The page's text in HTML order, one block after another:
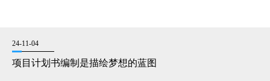
24-11-04
项目计划书编制是描绘梦想的蓝图